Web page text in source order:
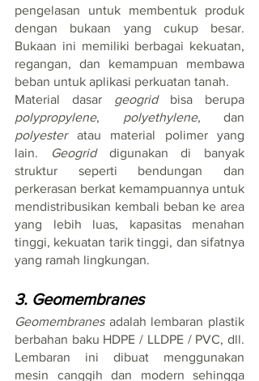
pengelasan untuk membentuk produk
dengan bukaan yang cukup besar.
Bukaan ini memiliki berbagai kekuatan,
regangan, dan kemampuan membawa
beban untuk aplikasi perkuatan tanah.
Material dasar geogrid
polypropylene, polyethylene
polyester atau material polimer yang
lain.
Geogrid digunakan di banyak
struktur seperti bendungan dan
perkerasan berkat kemampuannya untuk
mendistribusikan kembali beban ke area
yang lebih luas, kapasitas menahan
tinggi, kekuatan tarik tinggi, dan sifatnya
yang ramah lingkungan.
3. Geomembranes
Geomembranes adalah lembaran plastik
berbahan baku HDPE / LLDPE / PVC, dll.
Lembaran ini dibuat menggunakan
mesin canggih dan modern sehingga